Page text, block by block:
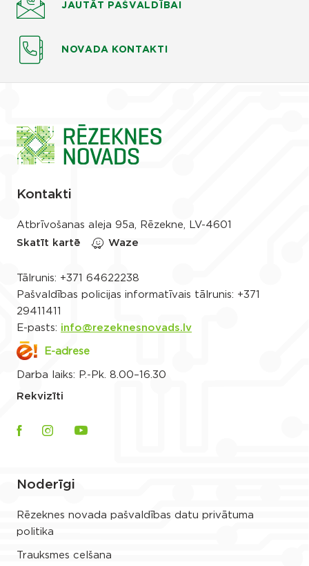
JAUTĀT PAŠVALDĪBAI
NOVADA KONTAKTI
Kontakti
Atbrīvošanas aleja 95a, Rēzekne, LV-4601
Skatīt kartē
Waze
Tālrunis: +371 64622238
Pašvaldības policijas informatīvais tālrunis: +371
29411411
E-pasts: info@rezeknesnovads.lv
E-adrese
Darba laiks: P.-Pk. 8.00–16.30
Rekvizīti
Noderīgi
Rēzeknes novada pašvaldības datu privātuma
politika
Trauksmes celšana